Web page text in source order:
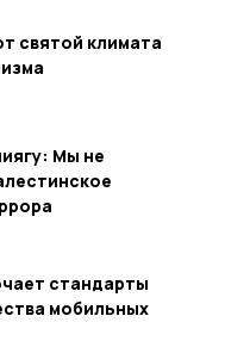
святой климата
Мы не
стандарты
мобильных